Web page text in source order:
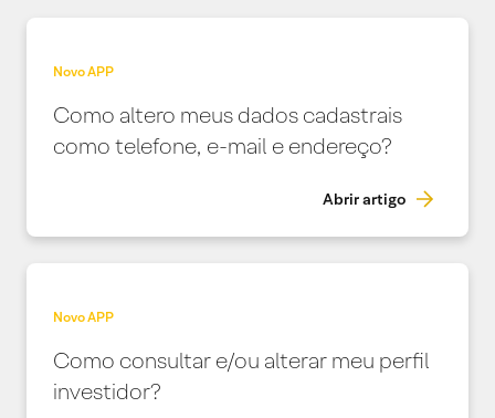
Novo APP
Como altero meus dados cadastrais
como telefone, e-mail e endereço?
Abrir artigo
Novo APP
Como consultar e/ou alterar meu perfil
investidor?